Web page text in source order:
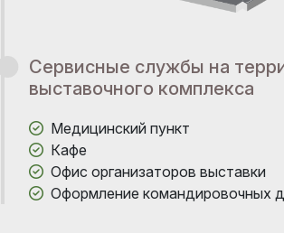
Сервисные службы на
выставочного комплекса
Медицинский пункт
Кафе
Офис организаторов выставки
Оформление командировочных